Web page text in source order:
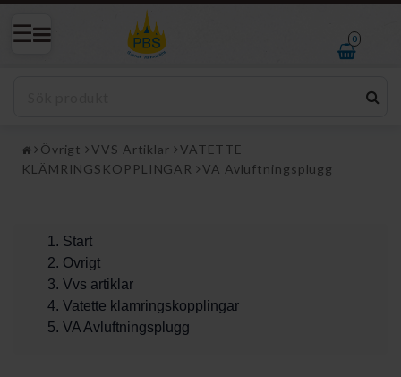
0
Övrigt VVS Artiklar
VATETTE
KLÄMRINGSKOPPLINGAR
VA Avluftningsplugg
Start
Ovrigt
Vvs artiklar
Vatette klamringskopplingar
VA Avluftningsplugg